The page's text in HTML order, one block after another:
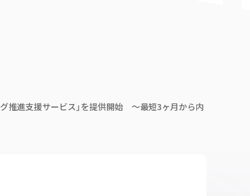
推進支援サービス」を提供開始 〜最短3ヶ月から内